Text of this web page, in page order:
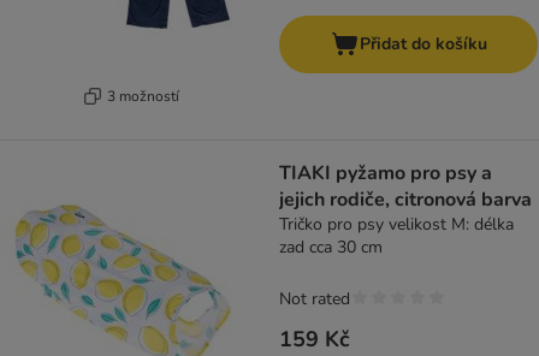
3 možností
Přidat do košíku
TIAKI pyžamo pro psy a
jejich rodiče, citronová barva
Tričko pro psy velikost M: délka
zad cca 30 cm
159 Kč
Not rated